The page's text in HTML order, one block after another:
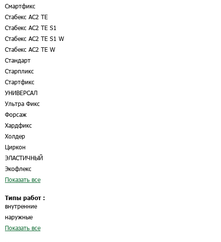
Смартфикс
Стабекс AC2 TE
Стабекс AC2 TE S1
Стабекс AC2 TE S1 W
Стабекс AC2 TE W
Стандарт
Старпликс
Стартфикс
УНИВЕРСАЛ
Ультра Фикс
Форсаж
Хардфикс
Холдер
Циркон
ЭЛАСТИЧНЫЙ
Экофлекс
Показать все
Типы работ :
внутренние
наружные
Показать все